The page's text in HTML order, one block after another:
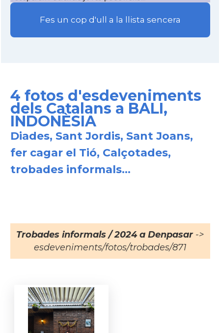
Fes un cop d'ull a la llista sencera
4 fotos d'esdeveniments
dels Catalans a BALI,
INDONÈSIA
Diades, Sant Jordis, Sant Joans,
fer cagar el Tió, Calçotades,
trobades informals...
Trobades informals / 2024 a Denpasar->
esdeveniments/fotos/trobades/871